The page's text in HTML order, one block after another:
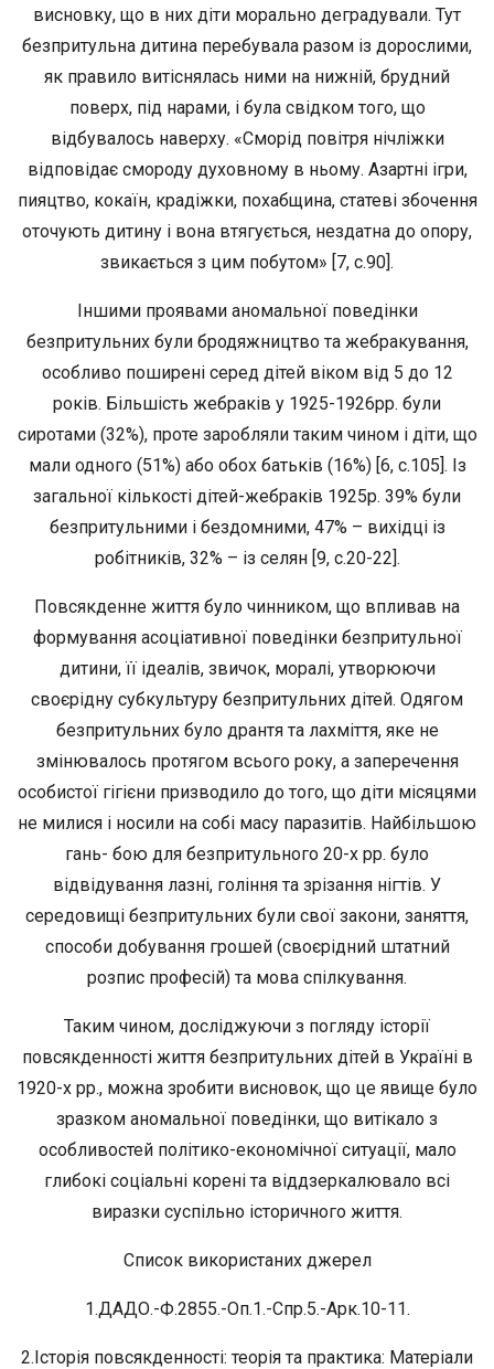
висновку, що в них діти морально деградували. Тут
безпритульна дитина перебувала разом із дорослими,
як правило витіснялась ними на нижній, брудний
поверх, під нарами, і була свідком того, що
відбувалось наверху. «Сморід повітря нічліжки
відповідає смороду духовному в ньому. Азартні ігри,
пияцтво, кокаїн, крадіжки, похабщина, статеві збочення
оточують дитину і вона втягується, нездатна до опору,
звикається з цим побутом» [7, с.90].
Іншими проявами аномальної поведінки
безпритульних були бродяжництво та жебракування,
особливо поширені серед дітей віком від 5 до 12
років. Більшість жебраків у 1925-1926рр. були
сиротами (32%), проте заробляли таким чином і діти, що
мали одного (51%) або обох батьків (16%) [6, с.105]. Із
загальної кількості дітей-жебраків 1925р. 39% були
безпритульними і бездомними, 47% – вихідці із
робітників, 32% – із селян [9, с.20-22].
Повсякденне життя було чинником, що впливав на
формування асоціативної поведінки безпритульної
дитини, її ідеалів, звичок, моралі, утворюючи
своєрідну субкультуру безпритульних дітей. Одягом
безпритульних було дрантя та лахміття, яке не
змінювалось протягом всього року, а заперечення
особистої гігієни призводило до того, що діти місяцями
не милися і носили на собі масу паразитів. Найбільшою
гань- бою для безпритульного 20-х рр. було
відвідування лазні, гоління та зрізання нігтів. У
середовищі безпритульних були свої закони, заняття,
способи добування грошей (своєрідний штатний
розпис професій) та мова спілкування.
Таким чином, досліджуючи з погляду історії
повсякденності життя безпритульних дітей в Україні в
1920-х рр., можна зробити висновок, що це явище було
зразком аномальної поведінки, що витікало з
особливостей політико-економічної ситуації, мало
глибокі соціальні корені та віддзеркалювало всі
виразки суспільно історичного життя.
Список використаних джерел
1.ДАДО.-Ф.2855.-Оп.1.-Спр.5.-Арк.10-11.
2.Історія повсякденності: теорія та практика: Матеріали